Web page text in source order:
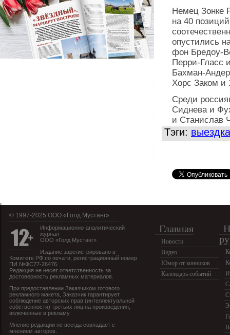
Немец Зонке
на 40
опустились
фон Бредоу-
Перри-Гласс
Бахман-
Хорс Заком
Среди
Сиднева и
и Станислав
Тэги: выездка
© 1997-2025 OOO «Голд Мустанг»
Информационно-аналитический
журнал
ООО «Голд Мустанг»
Издание зарегистрировано в
Комитете РФ по печати, регистрационный номер
ПИ №ФС77-26476.
Редакция не несет ответственность за
достоверность рекламных материалов.
При предоставлении Заказчиком готового
рекламного макета, Заказчик гарантирует
соблюдение авторских прав (интеллектуальной
собственности) третьих лиц на произведения,
включенные в рекламу.
Мнение редакции не всегда совпадает с
мнением авторов.
Главная
Новости
Видео
Юмор от конников
Календарь событий